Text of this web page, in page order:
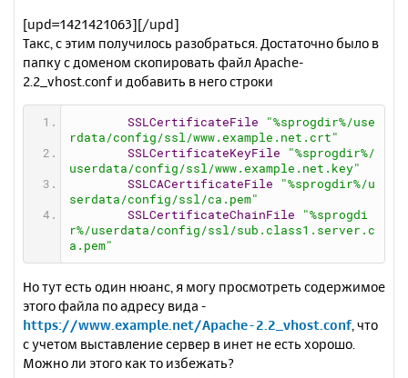
[upd=1421421063][/upd]
Такс, с этим получилось разобраться. Достаточно было в
папку с доменом скопировать файл Apache-
2.2_vhost.conf и добавить в него строки
SSLCertificateFile
"%sprogdir%/use
rdata/config/ssl/www.example.net.crt"
SSLCertificateKeyFile
"%sprogdir%/
userdata/config/ssl/www.example.net.key"
SSLCACertificateFile
"%sprogdir%/u
serdata/config/ssl/ca.pem"
SSLCertificateChainFile
"%sprogdi
r%/userdata/config/ssl/sub.class1.server.c
a.pem"
Но тут есть один нюанс, я могу просмотреть содержимое
этого файла по адресу вида -
https://www.example.net/Apache-2.2_vhost.conf, что
с учетом выставление сервер в инет не есть хорошо.
Можно ли этого как то избежать?